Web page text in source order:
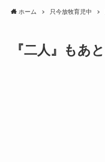
ホーム 只今放牧育児中
『二人』もあ